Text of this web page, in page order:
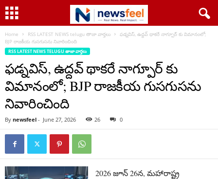
Home RSS LATEST NEWS telugu తాజా వార్తలు
ఫడ్నవిస్, ఉద్దవ్ థాకరే నాగ్పూర్ కు విమానంలో;
BJP రాజకీయ గుసగుసను నివారించింది
RSS LATEST NEWS TELUGU తాజా వార్తలు
ఫడ్నవిస్, ఉద్దవ్ థాకరే నాగ్పూర్ కు
విమానంలో; BJP రాజకీయ గుసగుసను
నివారించింది
By newsfeel - June 27, 2026 26 0
2026 జూన్ 26న, మహారాష్ట్ర